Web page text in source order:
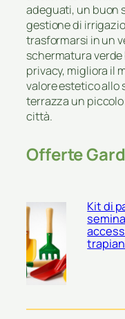
adeguati, un buon
gestione di
trasformarsi in un
schermatura
privacy, migliora il
valore estetico allo
terrazza un
città.
Offerte
Kit di